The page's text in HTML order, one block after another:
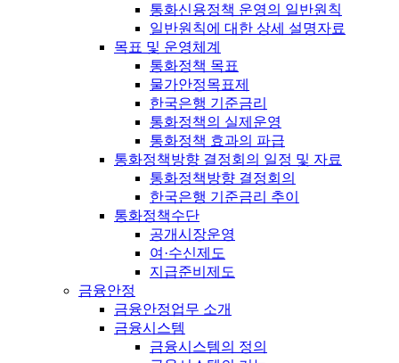
통화신용정책 운영의 일반원칙
일반원칙에 대한 상세 설명자료
목표 및 운영체계
통화정책 목표
물가안정목표제
한국은행 기준금리
통화정책의 실제운영
통화정책 효과의 파급
통화정책방향 결정회의 일정 및 자료
통화정책방향 결정회의
한국은행 기준금리 추이
통화정책수단
공개시장운영
여·수신제도
지급준비제도
금융안정
금융안정업무 소개
금융시스템
금융시스템의 정의